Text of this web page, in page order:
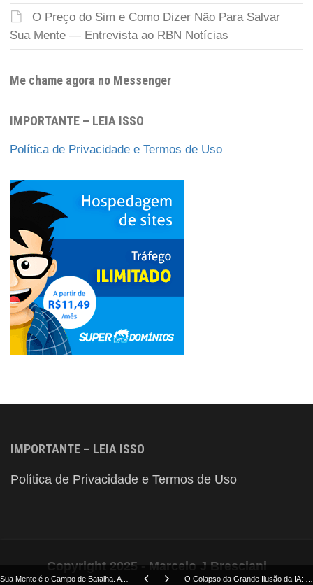
Sua Mente é o Campo de Batalha. A Verdade Nua e Crua Sobre a IA
O Preço do Sim e Como Dizer Não Para Salvar
Sua Mente — Entrevista ao RBN Notícias
Me chame agora no Messenger
IMPORTANTE – LEIA ISSO
Política de Privacidade e Termos de Uso
IMPORTANTE – LEIA ISSO
Política de Privacidade e Termos de Uso
Copyright 2025 - Marcelo J Bresciani